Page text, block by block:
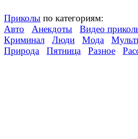
Приколы по категориям:
Авто
Анекдоты Видео
Криминал
Люди Мода
Природа
Пятница Разное